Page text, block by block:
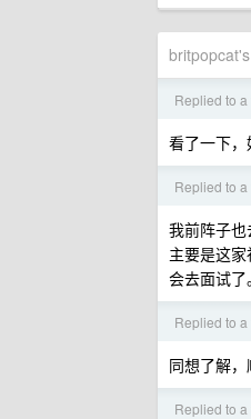
Replied to
看了一下
Replied to
我前阵子也
主要是这
会去面试了。
Replied to
同想了解
Replied to